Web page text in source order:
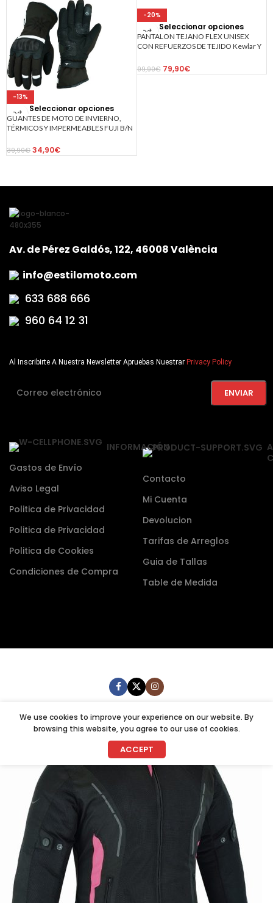
-13%
Seleccionar opciones
GUANTES DE MOTO DE INVIERNO,
TÉRMICOS Y IMPERMEABLES FUJI B/N
39,90€ 34,90€
-20%
Seleccionar opciones
PANTALON TEJANO FLEX UNISEX
CON REFUERZOS DE TEJIDO Kewlar Y
2715 AZUL.
99,90€ 79,90€
Contacto
Mi Cuenta
Devolucion
Tarifas de Arreglos
Guia de Tallas
Table de Medida
INFORMACIÓN
Gastos de Envío
Aviso Legal
Politica de Privacidad
Politica de Privacidad
Politica de Cookies
Condiciones de Compra
Al Inscribirte A Nuestra Newsletter Apruebas Nuestrar Privacy Policy
Av. de Pérez Galdós, 122, 46008 València
info@estilomoto.com
633 688 666
960 64 12 31
We use cookies to improve your experience on our website. By
browsing this website, you agree to our use of cookies.
ACCEPT